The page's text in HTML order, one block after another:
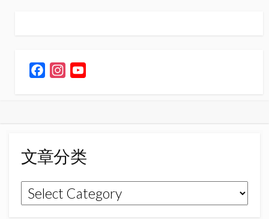
o
o
k
r
a
m
C
h
文章分类
文
章